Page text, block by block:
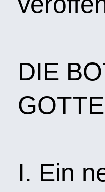
DIE
I. Ein